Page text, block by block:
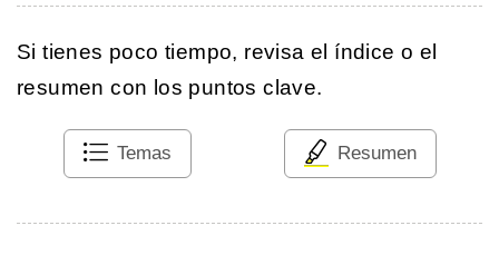
Si tienes poco tiempo, revisa el índice o el
resumen con los puntos clave.
Temas Resumen